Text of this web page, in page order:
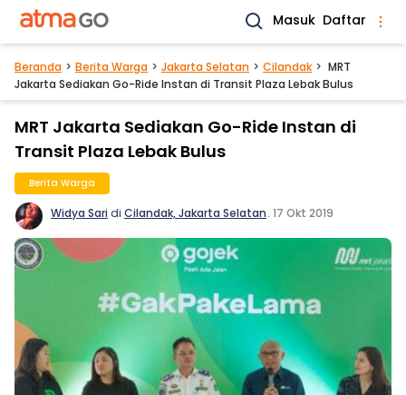
Masuk Daftar
Beranda Berita Warga Jakarta Selatan Cilandak
MRT
Jakarta Sediakan Go-Ride Instan di Transit Plaza Lebak Bulus
MRT Jakarta Sediakan Go-Ride Instan di
Transit Plaza Lebak Bulus
Berita Warga
Widya Saridi Cilandak, Jakarta Selatan. 17 Okt 2019